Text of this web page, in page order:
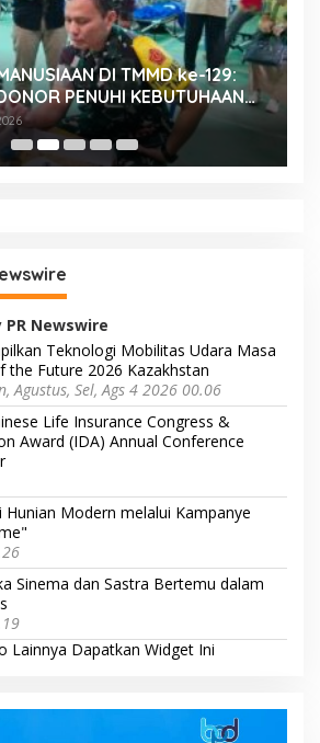
DI TMMD ke-129:
PENUHI KEBUTUHAAN
Newswire
Teknologi Mobilitas Udara Masa
the Future 2026 Kazakhstan
Agustus, Sel, Ags 4 2026 00.06
Life Insurance Congress &
Award (IDA) Annual Conference
Hunian Modern melalui Kampanye
Sinema dan Sastra Bertemu dalam
Lainnya Dapatkan Widget Ini